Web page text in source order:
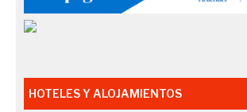
HOTELES Y ALOJAMIENTOS